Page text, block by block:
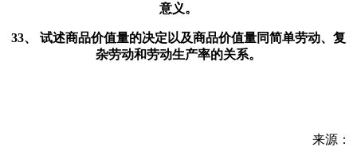
意义。
33、 试述商品价值量的决定以及商品价值量同简单劳动、复
杂劳动和劳动生产率的关系。
来源：